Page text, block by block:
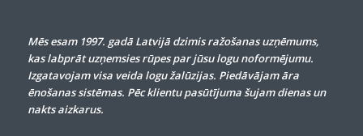
Mēs esam 1997. gadā Latvijā dzimis ražošanas uzņēmums,
kas labprāt uzņemsies rūpes par jūsu logu noformējumu.
Izgatavojam visa veida logu žalūzijas. Piedāvājam āra
ēnošanas sistēmas. Pēc klientu pasūtījuma šujam dienas un
nakts aizkarus.